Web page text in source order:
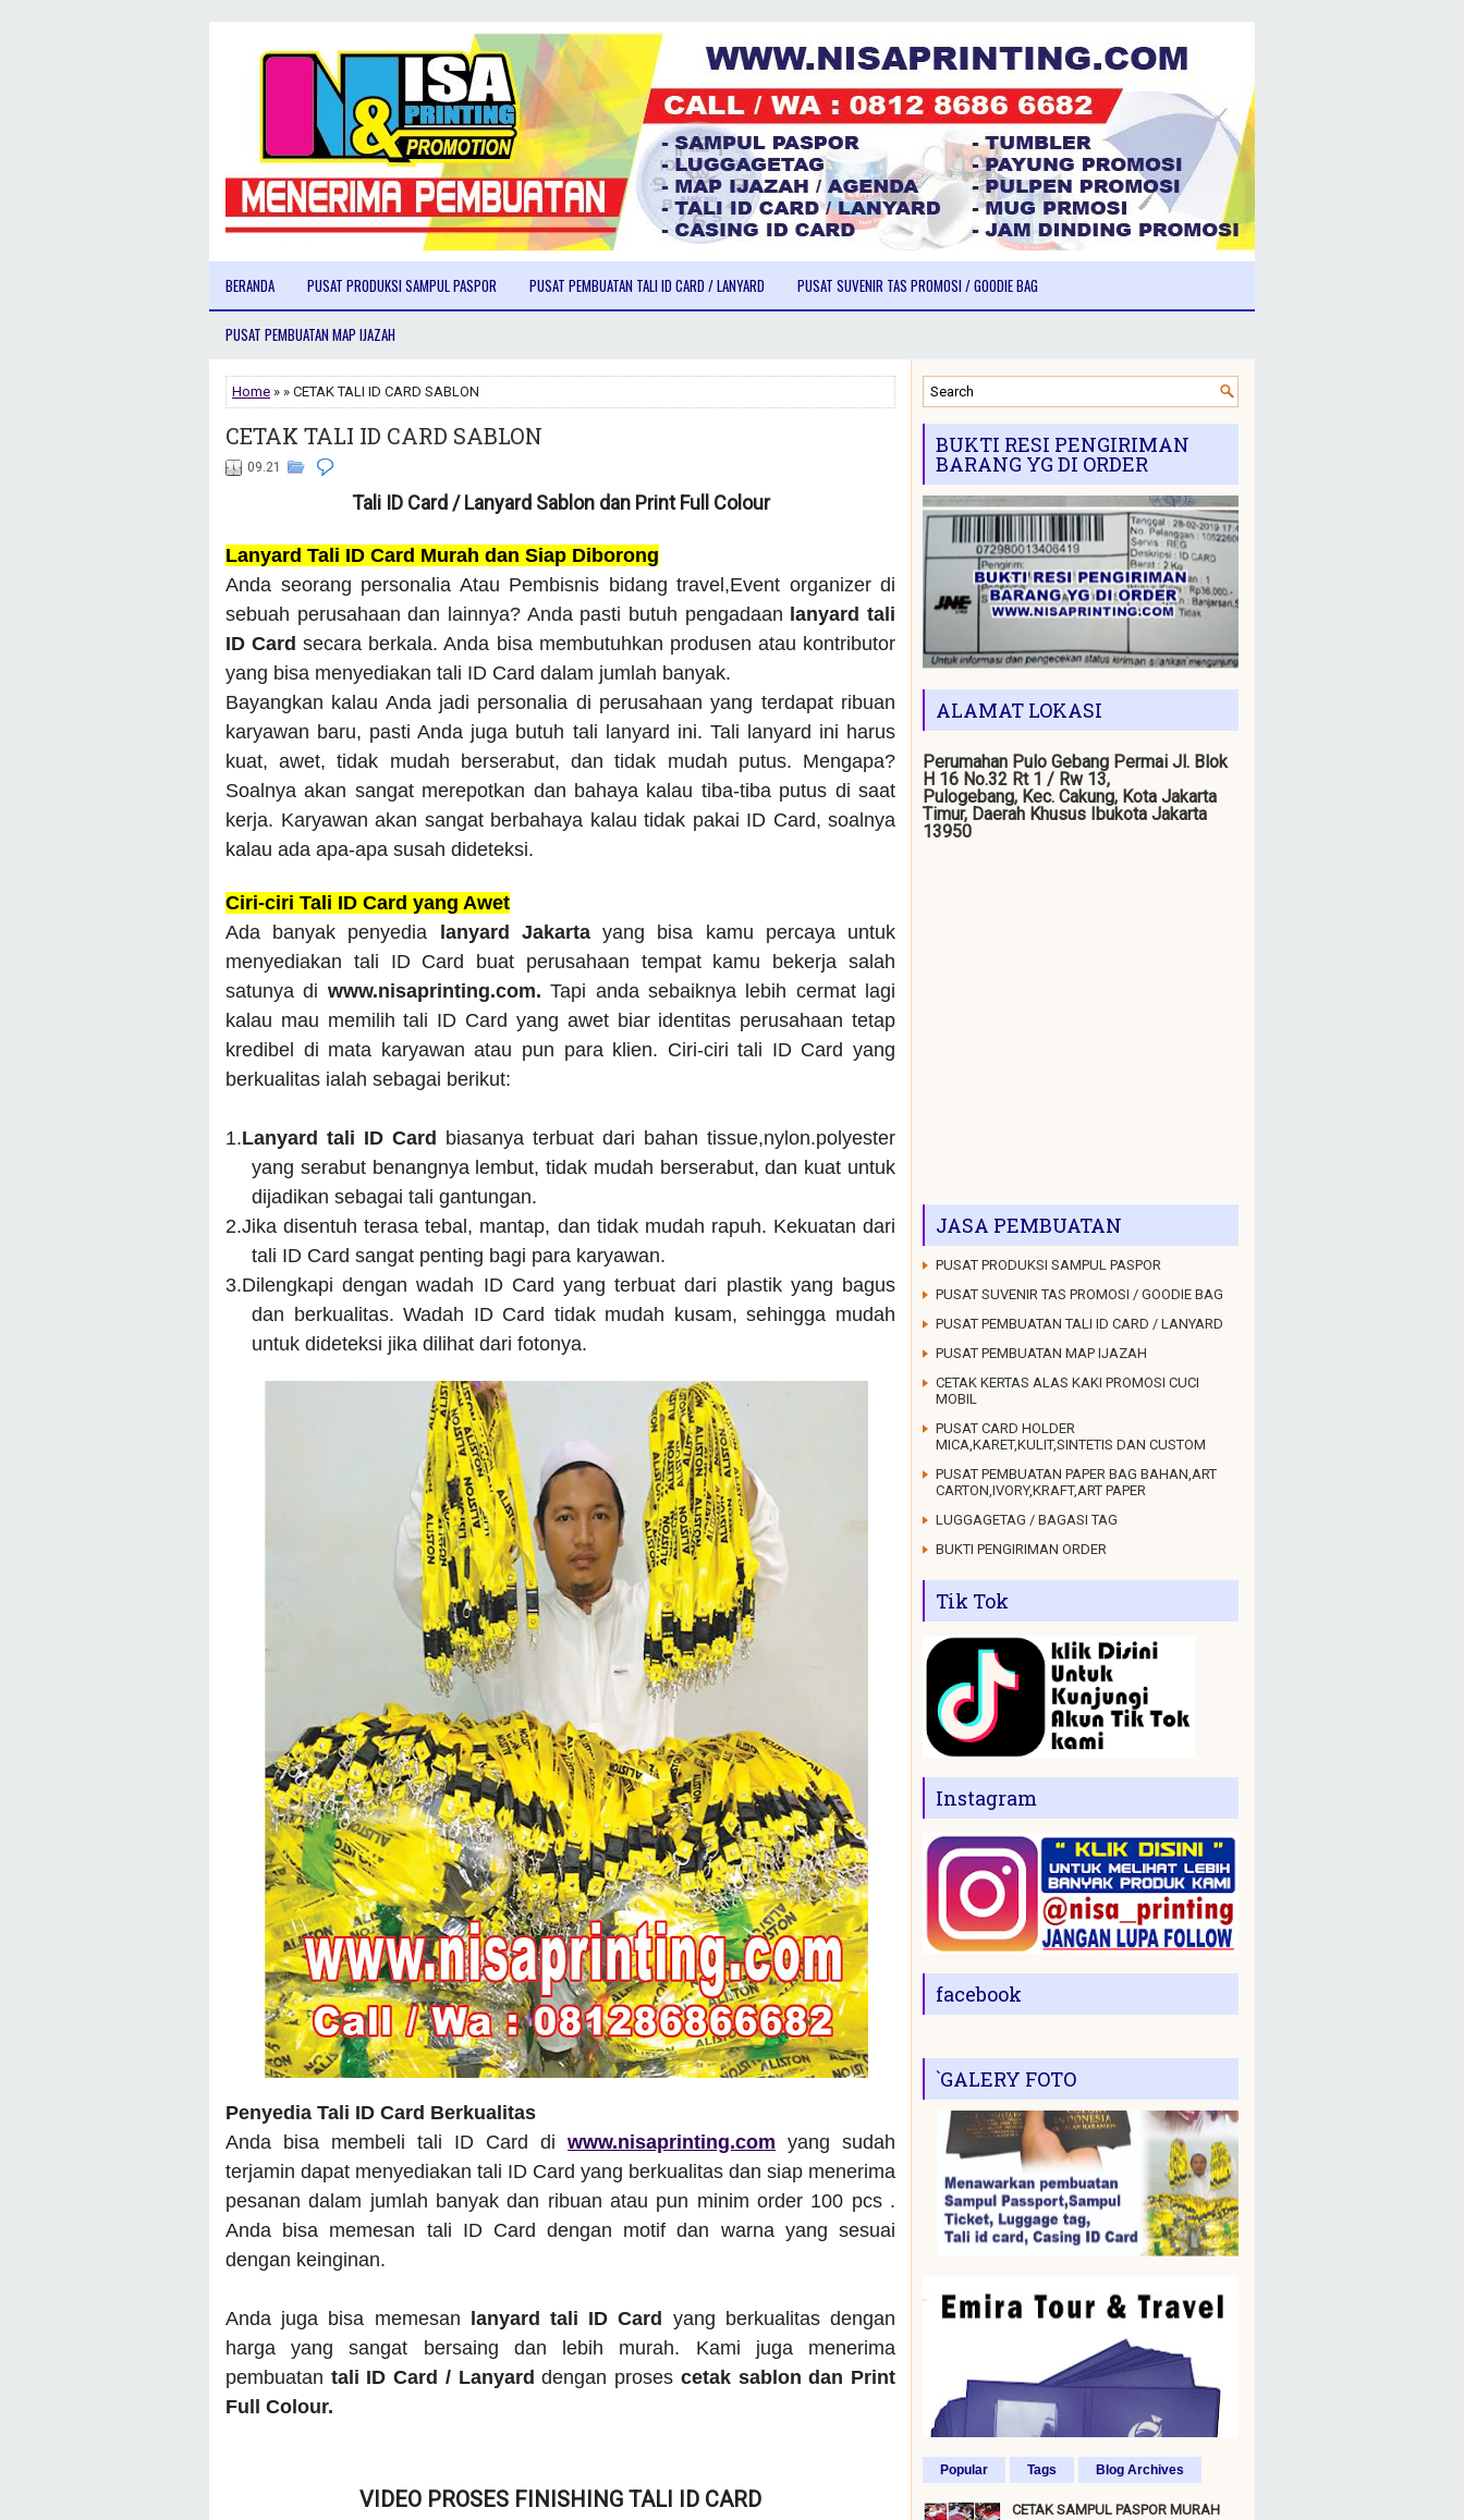
BERANDA PUSAT PRODUKSI SAMPUL PASPOR PUSAT PEMBUATAN TALI ID CARD / LANYARD PUSAT SUVENIR TAS PROMOSI / GOODIE BAG
PUSAT PEMBUATAN MAP IJAZAH
Home » » CETAK TALI ID CARD SABLON
CETAK TALI ID CARD SABLON
09.21
Tali ID Card / Lanyard Sablon dan Print Full Colour
Lanyard Tali ID Card Murah dan Siap Diborong
Anda seorang personalia Atau Pembisnis bidang travel,Event organizer di
sebuah perusahaan dan lainnya? Anda pasti butuh pengadaan lanyard tali
ID Cardsecara berkala. Anda bisa membutuhkan produsen atau kontributor
yang bisa menyediakan tali ID Card dalam jumlah banyak.
Bayangkan kalau Anda jadi personalia di perusahaan yang terdapat ribuan
karyawan baru, pasti Anda juga butuh tali lanyard ini. Tali lanyard ini harus
kuat, awet, tidak mudah berserabut, dan tidak mudah putus. Mengapa?
Soalnya akan sangat merepotkan dan bahaya kalau tiba-tiba putus di saat
kerja. Karyawan akan sangat berbahaya kalau tidak pakai ID Card, soalnya
kalau ada apa-apa susah dideteksi.
Ciri-ciri Tali ID Card yang Awet
Ada banyak penyedia
lanyard Jakartayang bisa kamu percaya untuk
menyediakan tali ID Card buat perusahaan tempat kamu bekerja salah
satunya di www.nisaprinting.com. Tapi anda sebaiknya lebih cermat lagi
kalau mau memilih tali ID Card yang awet biar identitas perusahaan tetap
kredibel di mata karyawan atau pun para klien. Ciri-ciri tali ID Card yang
berkualitas ialah sebagai berikut:
1.Lanyard tali ID Card biasanya terbuat dari bahan tissue,nylon.polyester
yang serabut benangnya lembut, tidak mudah berserabut, dan kuat untuk
dijadikan sebagai tali gantungan.
2.Jika disentuh terasa tebal, mantap, dan tidak mudah rapuh. Kekuatan dari
tali ID Card sangat penting bagi para karyawan.
3.Dilengkapi dengan wadah ID Card yang terbuat dari plastik yang bagus
dan berkualitas. Wadah ID Card tidak mudah kusam, sehingga mudah
untuk dideteksi jika dilihat dari fotonya.
Penyedia Tali ID Card Berkualitas
Anda bisa membeli tali ID Card di www.nisaprinting.com yang sudah
terjamin dapat menyediakan tali ID Card yang berkualitas dan siap menerima
pesanan dalam jumlah banyak dan ribuan atau pun minim order 100 pcs .
Anda bisa memesan tali ID Card dengan motif dan warna yang sesuai
dengan keinginan.
Anda juga bisa memesan lanyard tali ID Card yang berkualitas dengan
harga yang sangat bersaing dan lebih murah. Kami juga menerima
pembuatan tali ID Card / Lanyard dengan proses cetak sablon dan Print
Full Colour.
VIDEO PROSES FINISHING TALI ID CARD
BUKTI RESI PENGIRIMAN
BARANG YG DI ORDER
ALAMAT LOKASI
Perumahan Pulo Gebang Permai Jl. Blok
H 16 No.32 Rt 1 / Rw 13,
Pulogebang, Kec. Cakung, Kota Jakarta
Timur, Daerah Khusus Ibukota Jakarta
13950
JASA PEMBUATAN
PUSAT PRODUKSI SAMPUL PASPOR
PUSAT SUVENIR TAS PROMOSI / GOODIE BAG
PUSAT PEMBUATAN TALI ID CARD / LANYARD
PUSAT PEMBUATAN MAP IJAZAH
CETAK KERTAS ALAS KAKI PROMOSI CUCI
MOBIL
PUSAT CARD HOLDER
MICA,KARET,KULIT,SINTETIS DAN CUSTOM
PUSAT PEMBUATAN PAPER BAG BAHAN,ART
CARTON,IVORY,KRAFT,ART PAPER
LUGGAGETAG / BAGASI TAG
BUKTI PENGIRIMAN ORDER
Tik Tok
Instagram
facebook
`GALERY FOTO
Popular Tags Blog Archives
CETAK SAMPUL PASPOR MURAH